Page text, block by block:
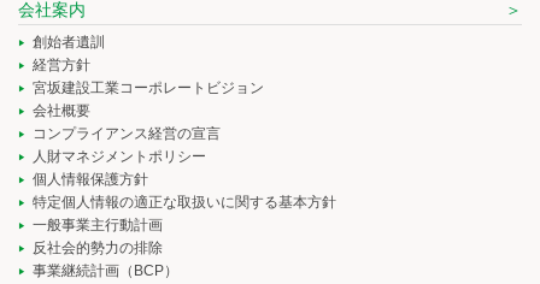
会社案内
創始者遺訓
経営方針
宮坂建設工業コーポレートビジョン
会社概要
コンプライアンス経営の宣言
人財マネジメントポリシー
個人情報保護方針
特定個人情報の適正な取扱いに関する基本方針
一般事業主行動計画
反社会的勢力の排除
事業継続計画（BCP）